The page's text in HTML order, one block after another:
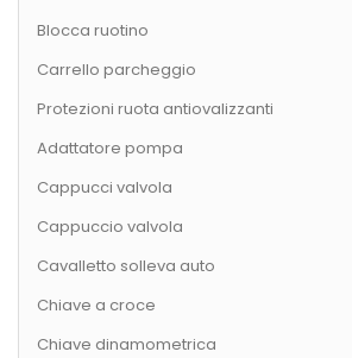
Blocca ruotino
Carrello parcheggio
Protezioni ruota antiovalizzanti
Adattatore pompa
Cappucci valvola
Cappuccio valvola
Cavalletto solleva auto
Chiave a croce
Chiave dinamometrica